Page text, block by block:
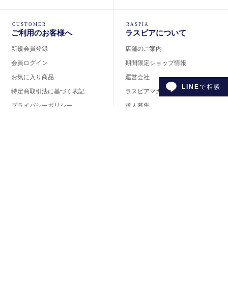
LINEで相談
CUSTOMER
ご利用のお客様へ
新規会員登録
会員ログイン
お気に入り商品
特定商取引法に基づく表記
プライバシーポリシー
RASPIA
ラスピアについて
店舗のご案内
期間限定ショップ情報
運営会社
ラスピアマガジン
求人募集